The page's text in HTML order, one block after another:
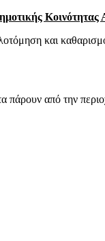
Κοινότητας
και
από την